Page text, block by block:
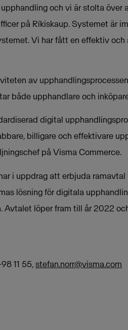
och vi är stolta över
på Ríkiskaup. Systemet är
Vi har fått en effektiv
av
både upphandlare och
digital
billigare och effektivare
på Visma Commerce.
i uppdrag att erbjuda ramavtal
lösning för digitala
Avtalet löper fram till år 2022
11 55,stefan.norr@visma.com